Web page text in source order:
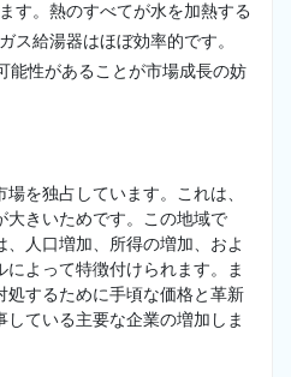
す。熱のすべてが水を加熱する
ス給湯器はほぼ効率的です。
能性があることが市場成長の妨
を独占しています。これは、
大きいためです。この地域で
人口増加、所得の増加、およ
よって特徴付けられます。ま
処するために手頃な価格と革新
ている主要な企業の増加しま